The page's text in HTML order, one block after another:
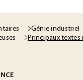
Génie industriel
Principaux textes